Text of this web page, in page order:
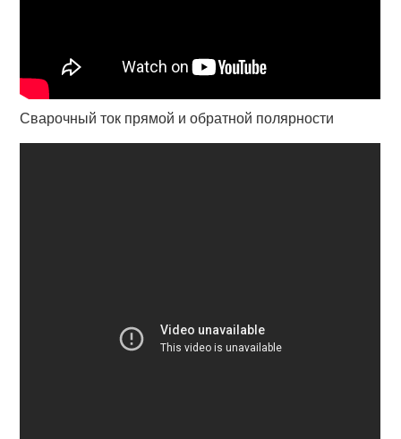
Сварочный ток прямой и обратной полярности